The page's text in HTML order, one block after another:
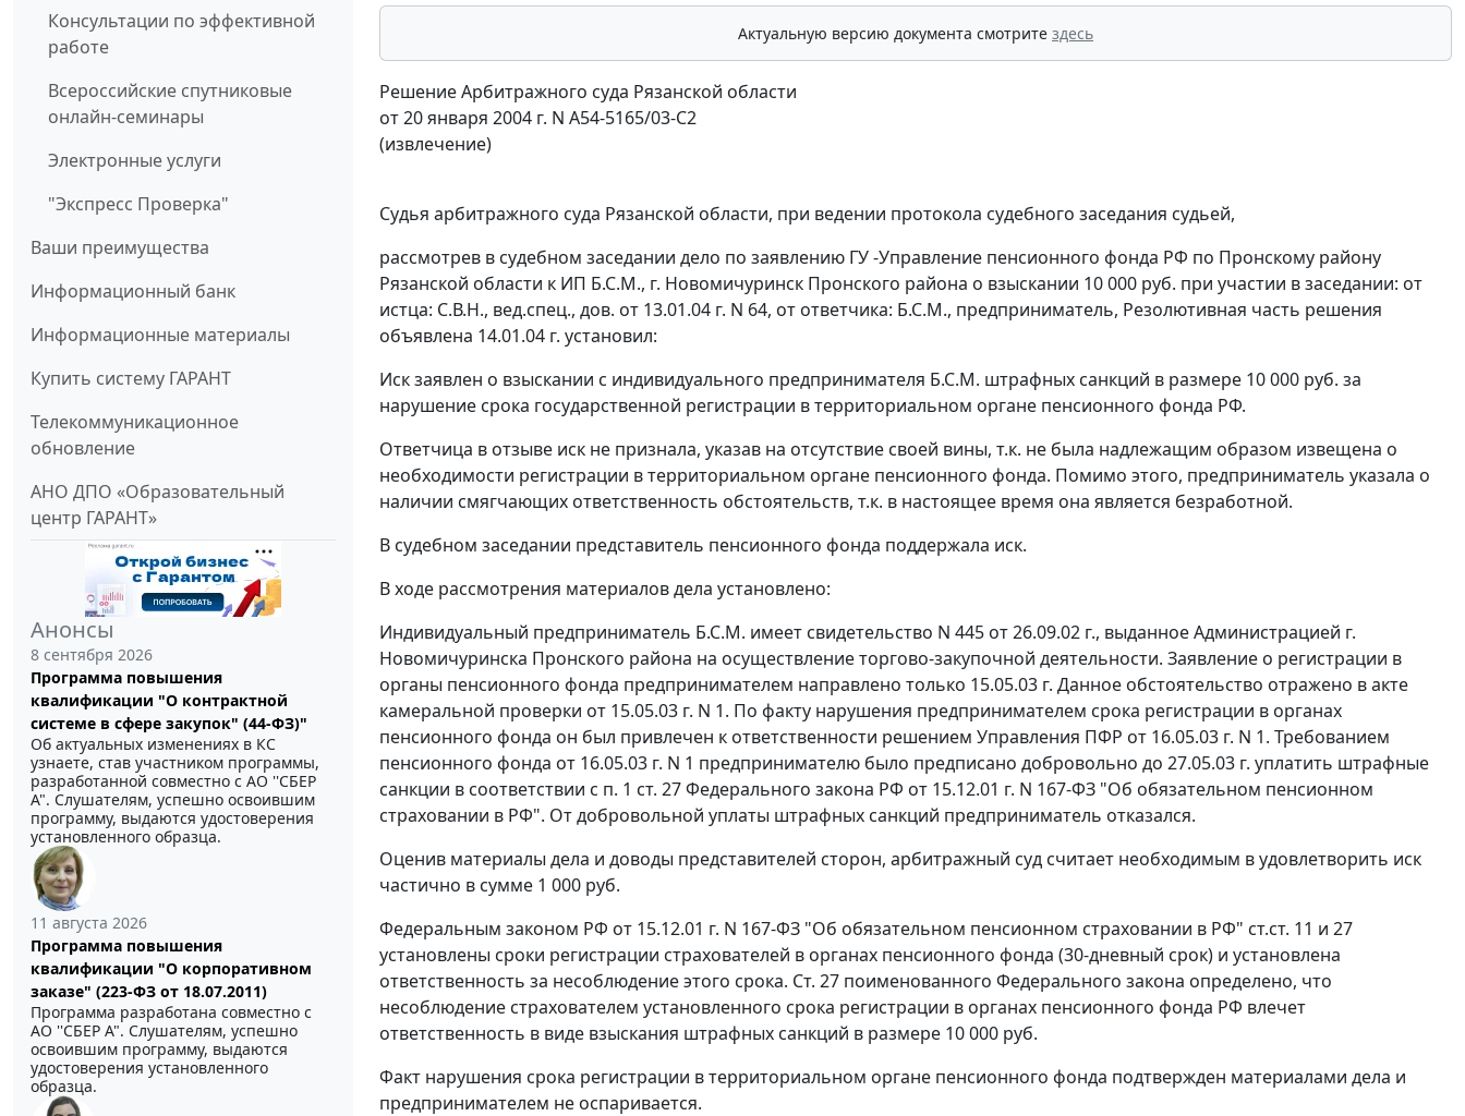
Консультации по эффективной
работе
Всероссийские спутниковые
онлайн-семинары
Электронные услуги
"Экспресс Проверка"
Ваши преимущества
Информационный банк
Информационные материалы
Купить систему ГАРАНТ
Телекоммуникационное
обновление
АНО ДПО «Образовательный
центр ГАРАНТ»
Анонсы
8 сентября 2026
Программа повышения
квалификации "О контрактной
системе в сфере закупок" (44-ФЗ)"
Об актуальных изменениях в КС
узнаете, став участником программы,
разработанной совместно с АО ''СБЕР
А". Слушателям, успешно освоившим
программу, выдаются удостоверения
установленного образца.
11 августа 2026
Программа повышения
квалификации "О корпоративном
заказе" (223-ФЗ от 18.07.2011)
Программа разработана совместно с
АО ''СБЕР А". Слушателям, успешно
освоившим программу, выдаются
удостоверения установленного
образца.
Актуальную версию документа смотрите здесь
Решение Арбитражного суда Рязанской области
от 20 января 2004 г. N А54-5165/03-С2
(извлечение)
Судья арбитражного суда Рязанской области, при ведении протокола судебного заседания судьей,
рассмотрев в судебном заседании дело по заявлению ГУ -Управление пенсионного фонда РФ по Пронскому району
Рязанской области к ИП Б.С.М., г. Новомичуринск Пронского района о взыскании 10 000 руб. при участии в заседании: от
истца: С.В.Н., вед.спец., дов. от 13.01.04 г. N 64, от ответчика: Б.С.М., предприниматель, Резолютивная часть решения
объявлена 14.01.04 г. установил:
Иск заявлен о взыскании с индивидуального предпринимателя Б.С.М. штрафных санкций в размере 10 000 руб. за
нарушение срока государственной регистрации в территориальном органе пенсионного фонда РФ.
Ответчица в отзыве иск не признала, указав на отсутствие своей вины, т.к. не была надлежащим образом извещена о
необходимости регистрации в территориальном органе пенсионного фонда. Помимо этого, предприниматель указала о
наличии смягчающих ответственность обстоятельств, т.к. в настоящее время она является безработной.
В судебном заседании представитель пенсионного фонда поддержала иск.
В ходе рассмотрения материалов дела установлено:
Индивидуальный предприниматель Б.С.М. имеет свидетельство N 445 от 26.09.02 г., выданное Администрацией г.
Новомичуринска Пронского района на осуществление торгово-закупочной деятельности. Заявление о регистрации в
органы пенсионного фонда предпринимателем направлено только 15.05.03 г. Данное обстоятельство отражено в акте
камеральной проверки от 15.05.03 г. N 1. По факту нарушения предпринимателем срока регистрации в органах
пенсионного фонда он был привлечен к ответственности решением Управления ПФР от 16.05.03 г. N 1. Требованием
пенсионного фонда от 16.05.03 г. N 1 предпринимателю было предписано добровольно до 27.05.03 г. уплатить штрафные
санкции в соответствии с п. 1 ст. 27Федерального закона РФ от 15.12.01 г. N 167-ФЗ "Об обязательном пенсионном
страховании в РФ". От добровольной уплаты штрафных санкций предприниматель отказался.
Оценив материалы дела и доводы представителей сторон, арбитражный суд считает необходимым в удовлетворить иск
частично в сумме 1 000 руб.
Федеральным законом РФ от 15.12.01 г. N 167-ФЗ "Об обязательном пенсионном страховании в РФ" ст.ст. 11 и 27
установлены сроки регистрации страхователей в органах пенсионного фонда (30-дневный срок) и установлена
ответственность за несоблюдение этого срока. Ст. 27 поименованного Федерального закона определено, что
несоблюдение страхователем установленного срока регистрации в органах пенсионного фонда РФ влечет
ответственность в виде взыскания штрафных санкций в размере 10 000 руб.
Факт нарушения срока регистрации в территориальном органе пенсионного фонда подтвержден материалами дела и
предпринимателем не оспаривается.